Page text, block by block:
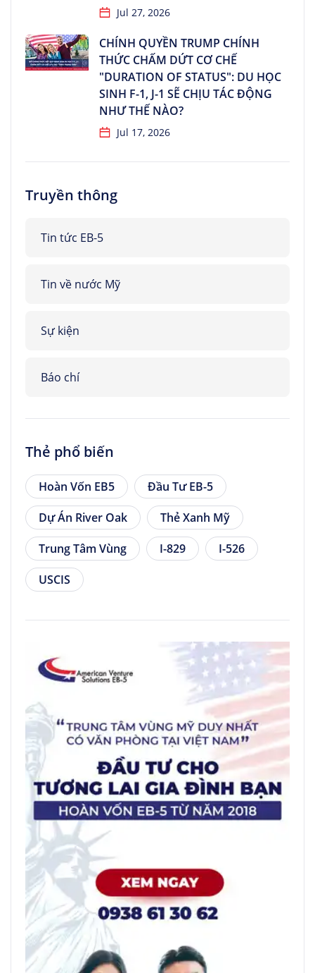
Jul 27, 2026
CHÍNH QUYỀN TRUMP CHÍNH
THỨC CHẤM DỨT CƠ CHẾ
"DURATION OF STATUS": DU HỌC
SINH F-1, J-1 SẼ CHỊU TÁC ĐỘNG
NHƯ THẾ NÀO?
Jul 17, 2026
Truyền thông
Tin tức EB-5
Tin về nước Mỹ
Sự kiện
Báo chí
Thẻ phổ biến
Hoàn Vốn EB5
Đầu Tư EB-5
Dự Án River Oak
Thẻ Xanh Mỹ
Trung Tâm Vùng
I-829
I-526
USCIS